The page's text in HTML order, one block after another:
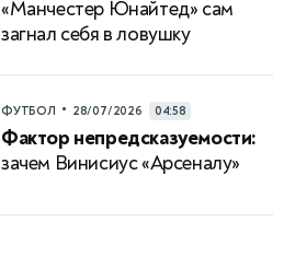
«Манчестер Юнайтед» сам
загнал себя в ловушку
ФУТБОЛ • 28/07/2026 04:58
Фактор непредсказуемости:
зачем Винисиус «Арсеналу»